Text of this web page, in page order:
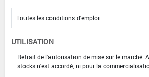
UTILISATION
Retrait de l'autorisation de mise sur le marché.
stocks n'est accordé, ni pour la